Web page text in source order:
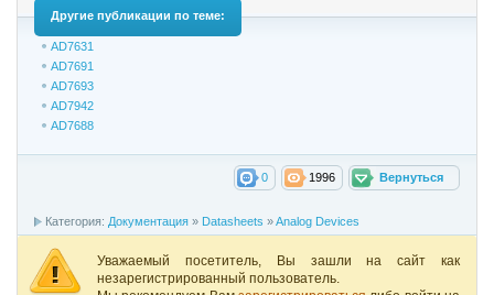
Другие публикации по теме:
AD7631
AD7691
AD7693
AD7942
AD7688
Вернуться
1996
0
Категория: Документация » Datasheets »Analog Devices
Уважаемый посетитель, Вы зашли на сайт как
незарегистрированный пользователь.